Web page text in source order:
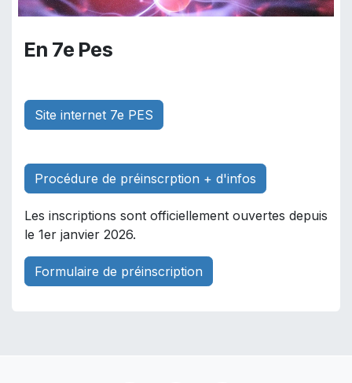
En 7e Pes
Site internet 7e PES
Procédure de préinscrption + d'infos
Les inscriptions sont officiellement ouvertes depuis
le 1er janvier 2026.
Formulaire de préinscription